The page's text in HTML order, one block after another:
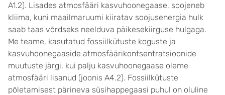
A1.2). Lisades atmosfääri kasvuhoonegaase, soojeneb
kliima, kuni maailmaruumi kiiratav soojusenergia hulk
saab taas võrdseks neelduva päikesekiirguse hulgaga.
Me teame, kasutatud fossiilkütuste koguste ja
kasvuhoonegaaside atmosfäärikontsentratsioonide
muutuste järgi, kui palju kasvuhoonegaase oleme
atmosfääri lisanud (joonis A4.2). Fossiilkütuste
põletamisest pärineva süsihappegaasi puhul on oluline